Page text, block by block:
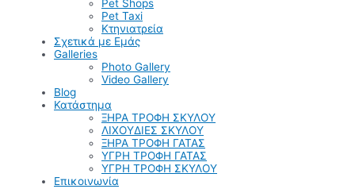
Pet Shops
Pet Taxi
Κτηνιατρεία
Σχετικά με Εμάς
Galleries
Photo Gallery
Video Gallery
Blog
Κατάστημα
ΞΗΡΑ ΤΡΟΦΗ ΣΚΥΛΟΥ
ΛΙΧΟΥΔΙΕΣ ΣΚΥΛΟΥ
ΞΗΡΑ ΤΡΟΦΗ ΓΑΤΑΣ
ΥΓΡΗ ΤΡΟΦΗ ΓΑΤΑΣ
ΥΓΡΗ ΤΡΟΦΗ ΣΚΥΛΟΥ
Επικοινωνία